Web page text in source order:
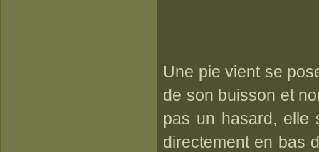
Une pie vient se
de son buisson et
pas un hasard, elle
directement en bas